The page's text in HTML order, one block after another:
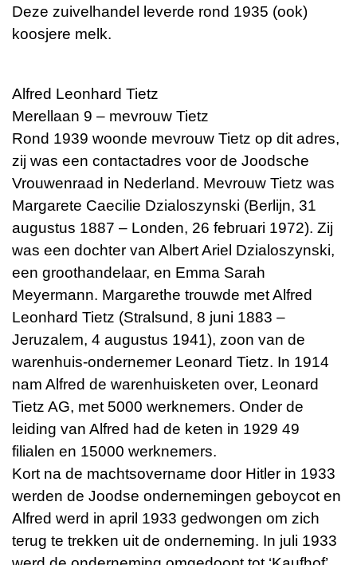
Deze zuivelhandel leverde rond 1935 (ook)
koosjere melk.
Alfred Leonhard Tietz
Merellaan 9 – mevrouw Tietz
Rond 1939 woonde mevrouw Tietz op dit adres,
zij was een contactadres voor de Joodsche
Vrouwenraad in Nederland. Mevrouw Tietz was
Margarete Caecilie Dzialoszynski (Berlijn, 31
augustus 1887 – Londen, 26 februari 1972). Zij
was een dochter van Albert Ariel Dzialoszynski,
een groothandelaar, en Emma Sarah
Meyermann. Margarethe trouwde met Alfred
Leonhard Tietz (Stralsund, 8 juni 1883 –
Jeruzalem, 4 augustus 1941), zoon van de
warenhuis-ondernemer Leonard Tietz. In 1914
nam Alfred de warenhuisketen over, Leonard
Tietz AG, met 5000 werknemers. Onder de
leiding van Alfred had de keten in 1929 49
filialen en 15000 werknemers.
Kort na de machtsovername door Hitler in 1933
werden de Joodse ondernemingen geboycot en
Alfred werd in april 1933 gedwongen om zich
terug te trekken uit de onderneming. In juli 1933